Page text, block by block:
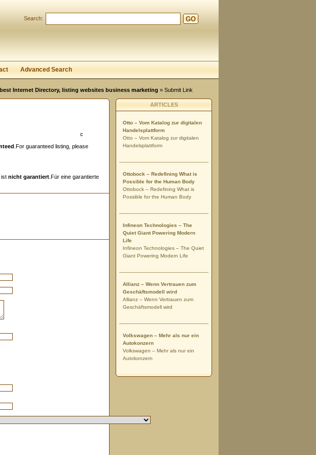
Search: GO
Advanced Search
Internet Directory, listing websites business marketing » Submit Link
c
.For guaranteed listing, please
ist nicht garantiert .Für eine garantierte
ARTICLES
Otto – Vom Katalog zur digitalen
Handelsplattform
Otto – Vom Katalog zur digitalen
Handelsplattform
Ottobock – Redefining What is
Possible for the Human Body
Ottobock – Redefining What is
Possible for the Human Body
Infineon Technologies – The
Quiet Giant Powering Modern
Life
Infineon Technologies – The Quiet
Giant Powering Modern Life
Allianz – Wenn Vertrauen zum
Geschäftsmodell wird
Allianz – Wenn Vertrauen zum
Geschäftsmodell wird
Volkswagen – Mehr als nur ein
Autokonzern
Volkswagen – Mehr als nur ein
Autokonzern